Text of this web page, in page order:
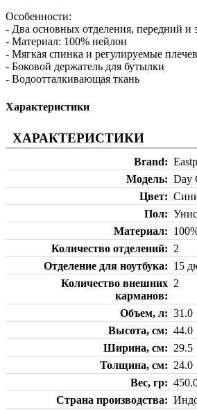
Особенности:
- Два основных отделения, передний и
- Материал: 100% нейлон
- Мягкая спинка и регулируемые
- Боковой держатель для бутылки
- Водоотталкивающая ткань
Характеристики
ХАРАКТЕРИСТИКИ
Brand
Модель
Day
Цвет
Пол
Материал
Количество отделений
2
Отделение для ноутбука
15
Количество внешних
карманов
2
Объем, л
31.0
Высота, см
44.0
Ширина, см
29.5
Толщина, см
24.0
Вес, гр
Страна производства